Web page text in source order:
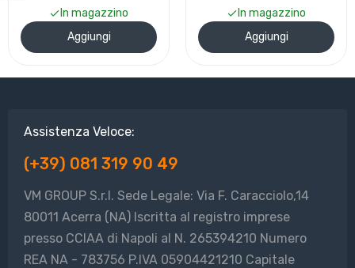
In magazzino
Aggiungi
In magazzino
Aggiungi
Assistenza Veloce:
(+39) 081 319 90 49
VM GROUP S.r.l. Sede Legale: Via F. Caracciolo,14
80011 Acerra (NA) Iscritta al registro imprese
presso CCIAA di Napoli al N. 265394210 Numero
REA NA - 783756 P.IVA 05904421210 Capitale